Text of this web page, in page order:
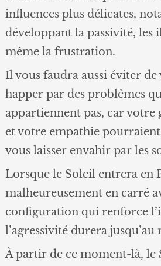
influences plus délicates,
développant la passivité, les
même la frustration.
Il vous faudra aussi éviter de
happer par des problèmes
appartiennent pas, car votre
et votre empathie pourraient
vous laisser envahir par les
Lorsque le Soleil entrera en
malheureusement en carré
configuration qui renforce
l’agressivité durera
À partir de ce moment-là, le